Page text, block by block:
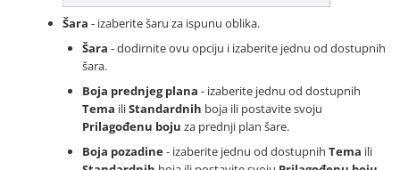
Šara - izaberite šaru za ispunu oblika.
Šara - dodirnite ovu opciju i izaberite jednu od dostupnih
šara.
Boja prednjeg plana - izaberite jednu od dostupnih
Tema iliStandardnih boja ili postavite svoju
Prilagođenu boju za prednji plan šare.
Boja pozadine- izaberite jednu od dostupnih Tema ili